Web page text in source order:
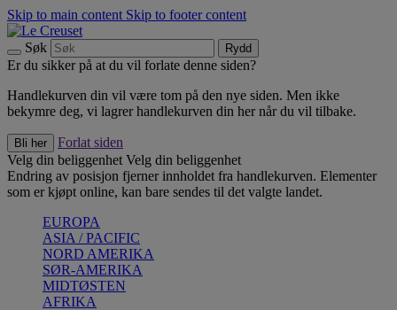
Skip to main content Skip to footer content
Søk Rydd
Er du sikker på at du vil forlate denne siden?
Handlekurven din vil være tom på den nye siden. Men ikke
bekymre deg, vi lagrer handlekurven din her når du vil tilbake.
Bli her
Forlat siden
Velg din beliggenhet Velg din beliggenhet
Endring av posisjon fjerner innholdet fra handlekurven. Elementer
som er kjøpt online, kan bare sendes til det valgte landet.
EUROPA
ASIA / PACIFIC
NORD AMERIKA
SØR-AMERIKA
MIDTØSTEN
AFRIKA